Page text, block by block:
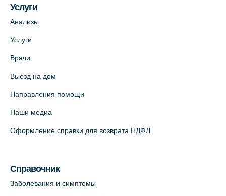
Медицинский центр на ул. Моисеенко, 5
+7 (812) 660-73-69
+7 (812) 660-73-69
На карте
(официальный партнер),
Красносельское шоссе, 54, к.3
Услуги
Анализы
Услуги
Врачи
Выезд на дом
Направления помощи
Наши медиа
Оформление справки для возврата НДФЛ
Справочник
Заболевания и симптомы